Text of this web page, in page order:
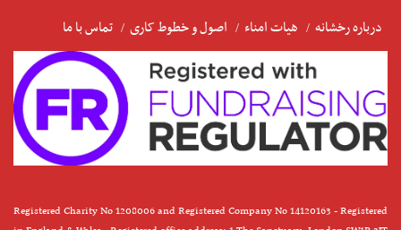
درباره رخشانه هیات امناء اصول و خطوط کاری تماس با ما
Registered Charity No 1208006 and Registered Company No 14120163 - Registered